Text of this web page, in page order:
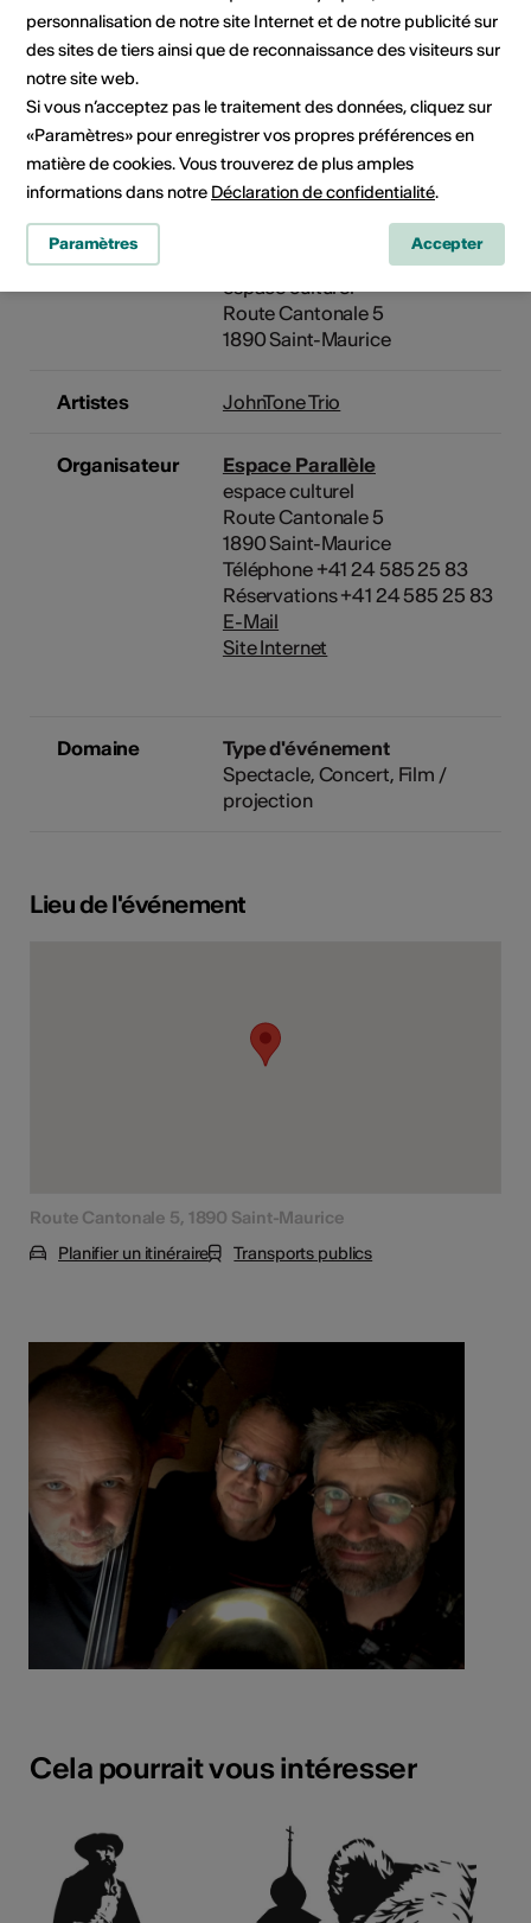
Pas de date de mise en œuvre
Cliquez sur une date pour ajouter l'événement à votre
calendrier.
Informations sur l'événement
Localisation
espace culturel
Route Cantonale 5
1890 Saint-Maurice
Artistes JohnTone Trio
Organisateur
Espace Parallèle
espace culturel
Route Cantonale 5
1890 Saint-Maurice
Téléphone +41 24 585 25 83
Réservations +41 24 585 25 83
E-Mail
Site Internet
Domaine
Type d'événement
Spectacle Concert Film /
projection
Lieu de l'événement
Route Cantonale 5, 1890 Saint-Maurice
Planifier un itinéraire
Transports publics
Cela pourrait vous intéresser
personnalisation de notre site Internet et de notre publicité sur
des sites de tiers ainsi que de reconnaissance des visiteurs sur
notre site web.
Si vous n’acceptez pas le traitement des données, cliquez sur
«Paramètres» pour enregistrer vos propres préférences en
matière de cookies. Vous trouverez de plus amples
informations dans notre Déclaration de confidentialité.
Paramètres Accepter